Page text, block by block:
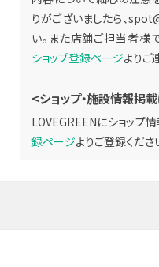
りがございましたら、
い。また店舗ご担当者様
ショップ登録ページよりご
<ショップ・施設情報掲
LOVEGREENにショップ
録ページよりご登録くださ